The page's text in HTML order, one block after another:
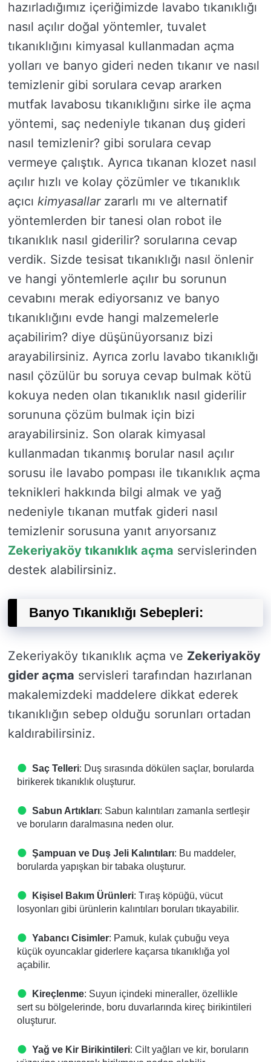
hazırladığımız içeriğimizde lavabo tıkanıklığı
nasıl açılır doğal yöntemler, tuvalet
tıkanıklığını kimyasal kullanmadan açma
yolları ve banyo gideri neden tıkanır ve nasıl
temizlenir gibi sorulara cevap ararken
mutfak lavabosu tıkanıklığını sirke ile açma
yöntemi, saç nedeniyle tıkanan duş gideri
nasıl temizlenir? gibi sorulara cevap
vermeye çalıştık. Ayrıca tıkanan klozet nasıl
açılır hızlı ve kolay çözümler ve tıkanıklık
açıcı kimyasallarzararlı mı ve alternatif
yöntemlerden bir tanesi olan robot ile
tıkanıklık nasıl giderilir? sorularına cevap
verdik. Sizde tesisat tıkanıklığı nasıl önlenir
ve hangi yöntemlerle açılır bu sorunun
cevabını merak ediyorsanız ve banyo
tıkanıklığını evde hangi malzemelerle
açabilirim? diye düşünüyorsanız bizi
arayabilirsiniz. Ayrıca zorlu lavabo tıkanıklığı
nasıl çözülür bu soruya cevap bulmak kötü
kokuya neden olan tıkanıklık nasıl giderilir
sorununa çözüm bulmak için bizi
arayabilirsiniz. Son olarak kimyasal
kullanmadan tıkanmış borular nasıl açılır
sorusu ile lavabo pompası ile tıkanıklık açma
teknikleri hakkında bilgi almak ve yağ
nedeniyle tıkanan mutfak gideri nasıl
temizlenir sorusuna yanıt arıyorsanız
Zekeriyaköy tıkanıklık açma servislerinden
destek alabilirsiniz.
Banyo Tıkanıklığı Sebepleri:
Zekeriyaköy tıkanıklık açma ve Zekeriyaköy
gider açma servisleri tarafından hazırlanan
makalemizdeki maddelere dikkat ederek
tıkanıklığın sebep olduğu sorunları ortadan
kaldırabilirsiniz.
Saç Telleri: Duş sırasında dökülen saçlar, borularda
birikerek tıkanıklık oluşturur.
Sabun Artıkları: Sabun kalıntıları zamanla sertleşir
ve boruların daralmasına neden olur.
Şampuan ve Duş Jeli Kalıntıları: Bu maddeler,
borularda yapışkan bir tabaka oluşturur.
Kişisel Bakım Ürünleri: Tıraş köpüğü, vücut
losyonları gibi ürünlerin kalıntıları boruları tıkayabilir.
Yabancı Cisimler: Pamuk, kulak çubuğu veya
küçük oyuncaklar giderlere kaçarsa tıkanıklığa yol
açabilir.
Kireçlenme: Suyun içindeki mineraller, özellikle
sert su bölgelerinde, boru duvarlarında kireç birikintileri
oluşturur.
Yağ ve Kir Birikintileri: Cilt yağları ve kir, boruların